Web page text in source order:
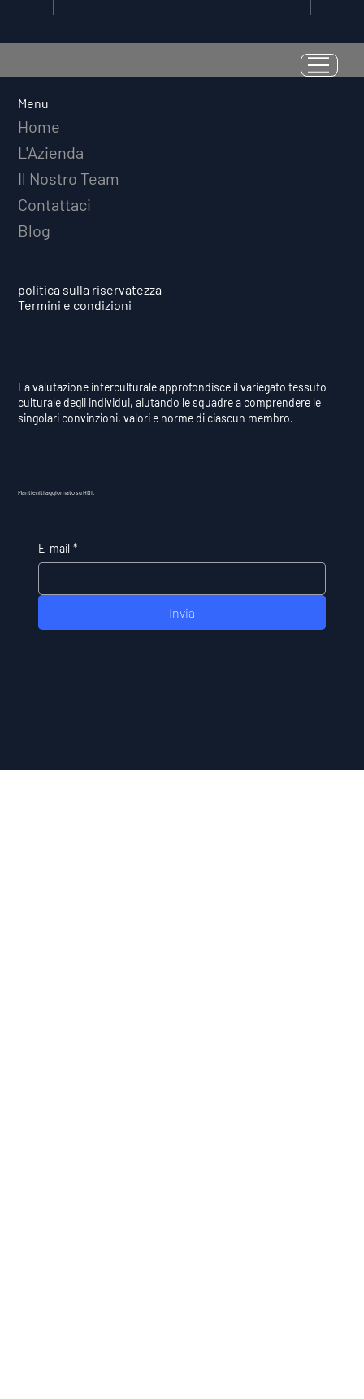
Misurabile: Perché il Quoziente di
Menu
Home
L'Azienda
Il Nostro Team
Contattaci
Blog
politica sulla riservatezza
Termini e condizioni
La valutazione interculturale approfondisce il variegato tessuto
culturale degli individui, aiutando le squadre a comprendere le
singolari convinzioni, valori e norme di ciascun membro.
Mantieniti aggiornato su HDI:
E-mail *
Invia